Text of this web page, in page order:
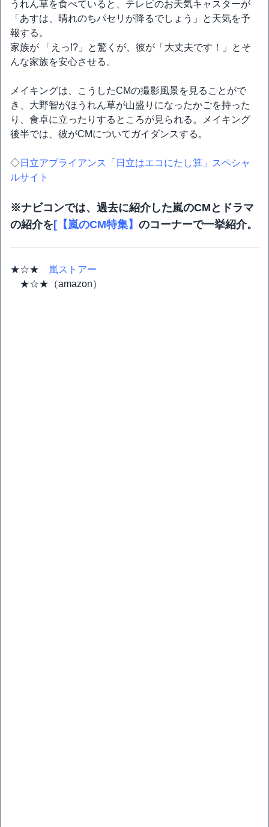
うれん草を食べていると、テレビのお天気キャスターが
「あすは、晴れのちパセリが降るでしょう」と天気を予
報する。
家族が 「えっ!?」と驚くが、彼が「大丈夫です！」とそ
んな家族を安心させる。
メイキングは、こうしたCMの撮影風景を見ることがで
き、大野智がほうれん草が山盛りになったかごを持った
り、食卓に立ったりするところが見られる。メイキング
後半では、彼がCMについてガイダンスする。
◇日立アプライアンス「日立はエコにたし算」スペシャ
ルサイト
※ナビコンでは、過去に紹介した嵐のCMとドラマ
の紹介を [【嵐のCM特集】 のコーナーで一挙紹介。
★☆★
嵐ストアー
★☆★（amazon）